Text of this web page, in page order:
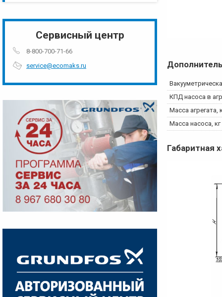
КПД насоса в
Масса агрегата,
Масса насоса, кг
Габаритная
Сервисный центр
8-800-700-71-66
service@ecomaks.ru